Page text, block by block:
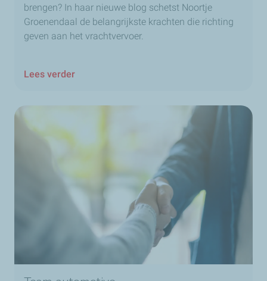
brengen? In haar nieuwe blog schetst Noortje
Groenendaal de belangrijkste krachten die richting
geven aan het vrachtvervoer.
Lees verder